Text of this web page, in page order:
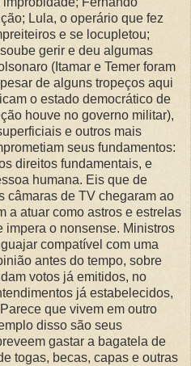
Lula, o operário que fez
e se locupletou;
gerir e deu algumas
(Itamar e Temer foram
de alguns tropeços aqui
o estado democrático de
houve no governo militar),
e outros mais
seus fundamentos:
direitos fundamentais, e
humana. Eis que de
câmaras de TV chegaram ao
a atuar como astros e estrelas
impera o nonsense. Ministros
compatível com uma
antes do tempo, sobre
votos já emitidos, no
já estabelecidos,
que vivem em outro
disso são seus
gastar a bagatela de
togas, becas, capas e outras